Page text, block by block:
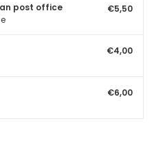
post office
€5,50
€4,00
€6,00